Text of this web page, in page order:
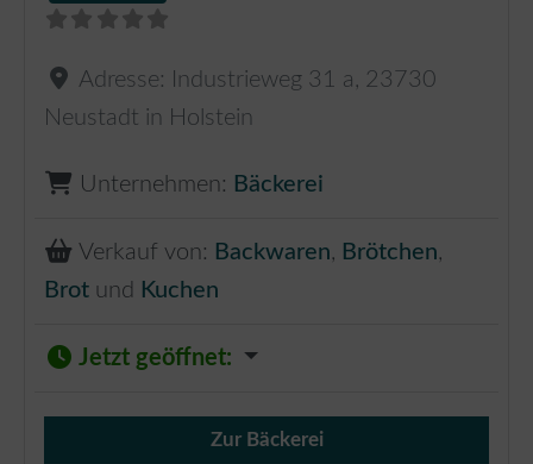
Adresse: Industrieweg 31 a , 23730
Neustadt in Holstein
Unternehmen: Bäckerei
Verkauf von: Backwaren, Brötchen,
Brot und Kuchen
Jetzt geöffnet:
Verkauf von Brötchen,
Zur Bäckerei